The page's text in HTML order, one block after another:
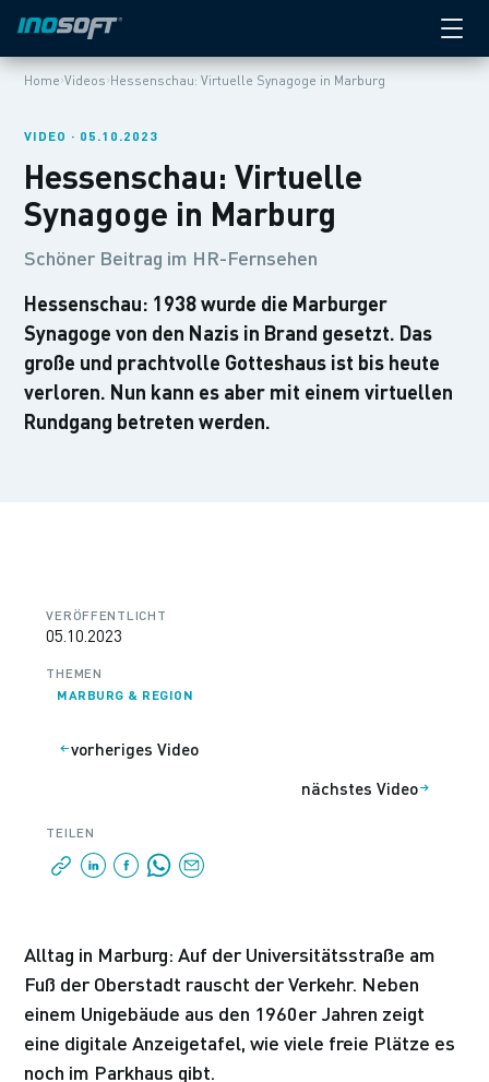
Home›Videos›Hessenschau: Virtuelle Synagoge in Marburg
VIDEO · 05.10.2023
Hessenschau: Virtuelle
Synagoge in Marburg
Schöner Beitrag im HR-Fernsehen
Hessenschau: 1938 wurde die Marburger
Synagoge von den Nazis in Brand gesetzt. Das
große und prachtvolle Gotteshaus ist bis heute
verloren. Nun kann es aber mit einem virtuellen
Rundgang betreten werden.
VERÖFFENTLICHT
05.10.2023
THEMEN
MARBURG & REGION
vorheriges Video
nächstes Video
TEILEN
Alltag in Marburg: Auf der Universitätsstraße am
Fuß der Oberstadt rauscht der Verkehr. Neben
einem Unigebäude aus den 1960er Jahren zeigt
eine digitale Anzeigetafel, wie viele freie Plätze es
noch im Parkhaus gibt.